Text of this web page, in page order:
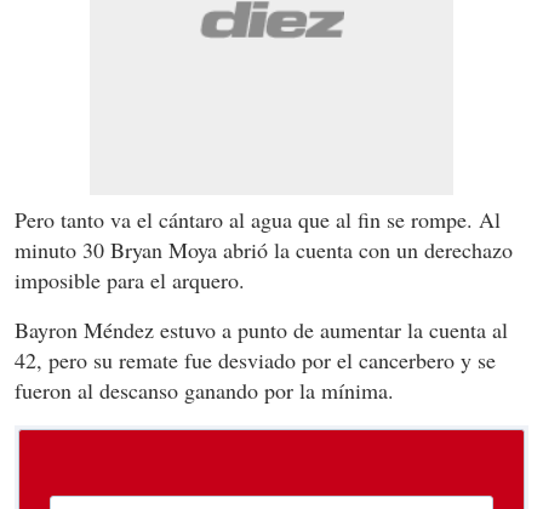
Pero tanto va el cántaro al agua que al fin se rompe. Al
minuto 30 Bryan Moya abrió la cuenta con un derechazo
imposible para el arquero.
Bayron Méndez estuvo a punto de aumentar la cuenta al
42, pero su remate fue desviado por el cancerbero y se
fueron al descanso ganando por la mínima.